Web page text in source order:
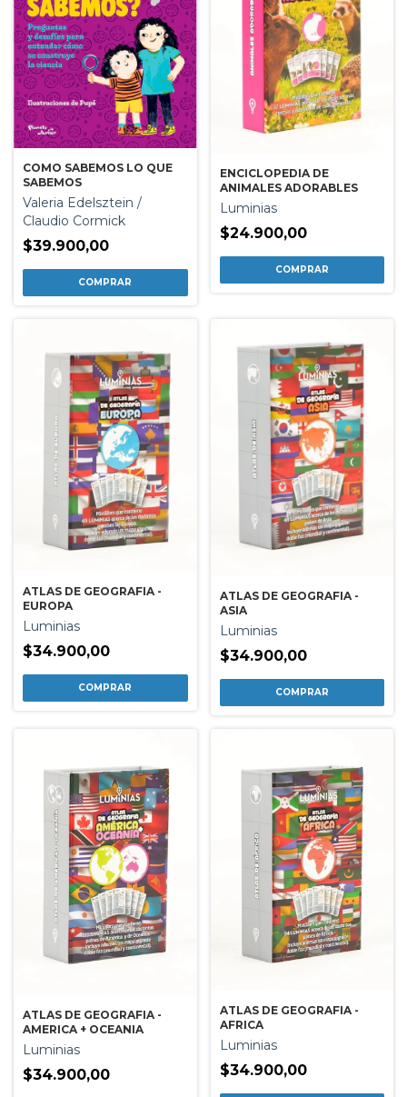
COMO SABEMOS LO QUE
SABEMOS
Valeria Edelsztein /
Claudio Cormick
$39.900,00
ENCICLOPEDIA DE
ANIMALES ADORABLES
Luminias
$24.900,00
ATLAS DE GEOGRAFIA -
EUROPA
Luminias
$34.900,00
ATLAS DE GEOGRAFIA -
ASIA
Luminias
$34.900,00
ATLAS DE GEOGRAFIA -
AMERICA + OCEANIA
Luminias
$34.900,00
ATLAS DE GEOGRAFIA -
AFRICA
Luminias
$34.900,00